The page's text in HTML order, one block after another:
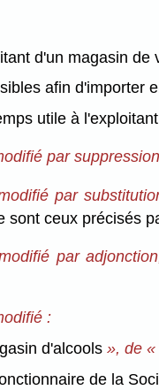
d'un magasin de
afin d'importer
utile à
par
par
sont ceux précisés
par
:
d'alcools», de «
de la